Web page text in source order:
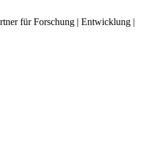
für Forschung | Entwicklung |